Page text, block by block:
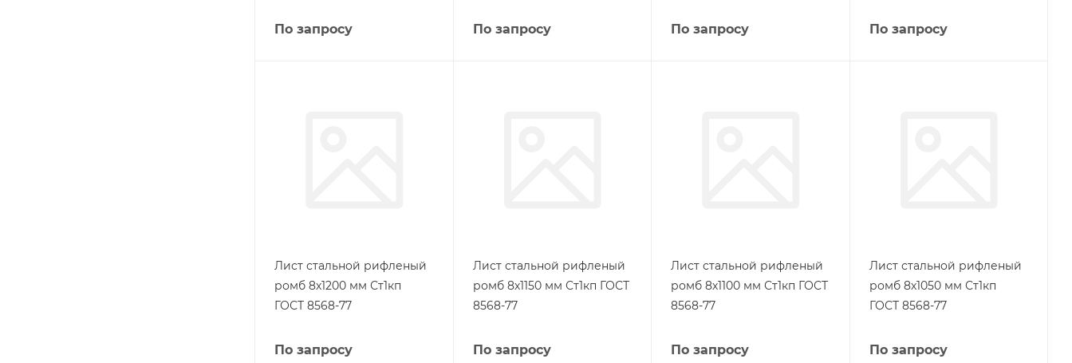
По запросу По запросу По запросу По запросу
Лист стальной рифленый
ромб 8х1200 мм Ст1кп
ГОСТ 8568-77
По запросу
Лист стальной рифленый
ромб 8х1150 мм Ст1кп ГОСТ
8568-77
По запросу
Лист стальной рифленый
ромб 8х1100 мм Ст1кп ГОСТ
8568-77
По запросу
Лист стальной рифленый
ромб 8х1050 мм Ст1кп
ГОСТ 8568-77
По запросу